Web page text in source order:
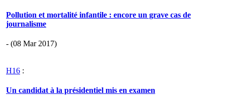
Pollution et mortalité infantile : encore un grave cas de
journalisme
- (08 Mar 2017)
H16 :
Un candidat à la présidentiel mis en examen